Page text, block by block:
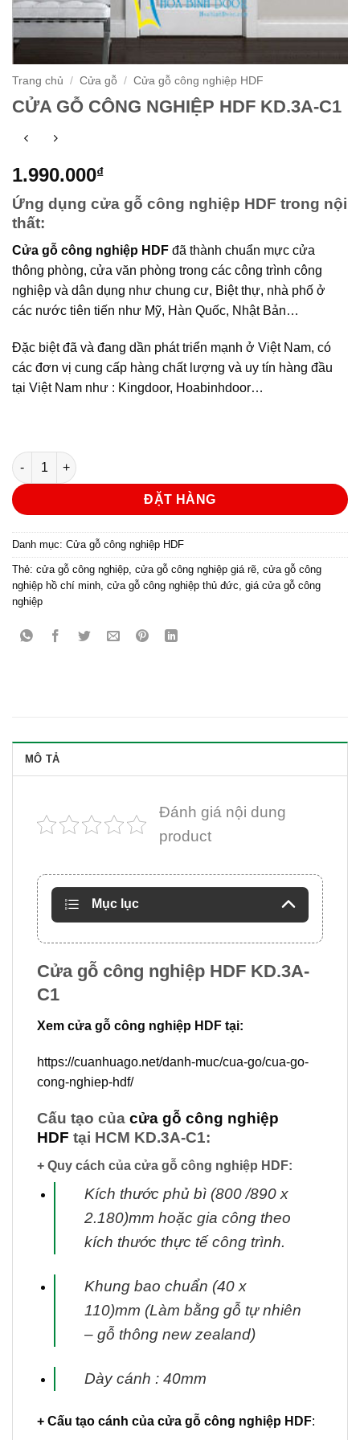
Trang chủ / Cửa gỗ / Cửa gỗ công nghiệp HDF
CỬA GỖ CÔNG NGHIỆP HDF KD.3A-C1
1.990.000₫
Ứng dụng cửa gỗ công nghiệp HDF trong nội
thất:
Cửa gỗ công nghiệp HDF đã thành chuẩn mực cửa
thông phòng, cửa văn phòng trong các công trình công
nghiệp và dân dụng như chung cư, Biệt thự, nhà phố ở
các nước tiên tiến như Mỹ, Hàn Quốc, Nhật Bản…
Đặc biệt đã và đang dần phát triển mạnh ở Việt Nam, có
các đơn vị cung cấp hàng chất lượng và uy tín hàng đầu
tại Việt Nam như : Kingdoor, Hoabinhdoor…
CỬA GỖ CÔNG NGHIỆP HDF KD.3A-C1 số lượng
ĐẶT HÀNG
Danh mục: Cửa gỗ công nghiệp HDF
Thẻ: cửa gỗ công nghiệp cửa gỗ công nghiệp giá rẽ cửa gỗ công
nghiệp hồ chí minh cửa gỗ công nghiệp thủ đức giá cửa gỗ công
nghiệp
MÔ TẢ
Đánh giá nội dung
product
Mục lục
Cửa gỗ công nghiệp HDF KD.3A-
C1
Xem cửa gỗ công nghiệp HDF tại:
https://cuanhuago.net/danh-muc/cua-go/cua-go-
cong-nghiep-hdf/
Cấu tạo của cửa gỗ công nghiệp
HDF tại HCM KD.3A-C1:
+ Quy cách của cửa gỗ công nghiệp HDF:
Kích thước phủ bì (800 /890 x
2.180)mm hoặc gia công theo
kích thước thực tế công trình.
Khung bao chuẩn (40 x
110)mm (Làm bằng gỗ tự nhiên
– gỗ thông new zealand)
Dày cánh : 40mm
+ Cấu tạo cánh của cửa gỗ công nghiệp HDF: